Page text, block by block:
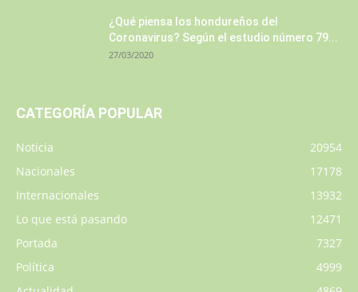
¿Qué piensa los hondureños del
Coronavirus? Según el estudio número 79...
27/03/2020
CATEGORÍA POPULAR
Noticia
20954
Nacionales
17178
Internacionales
13932
Lo que está pasando
12471
Portada
7327
Política
4999